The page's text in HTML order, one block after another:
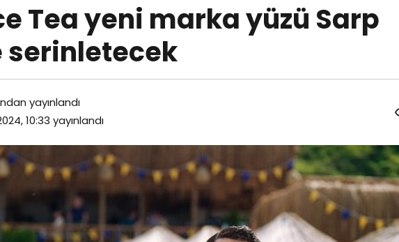
Tea yeni marka yüzü Sarp
serinletecek
yayınlandı
10:33 yayınlandı